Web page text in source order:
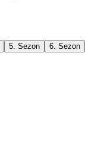
5. Sezon
6. Sezon